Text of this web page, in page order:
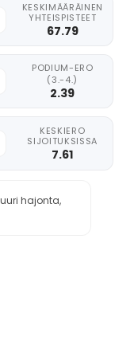
KESKIMÄÄRÄINEN
YHTEISPISTEET
67.79
PODIUM-ERO
(3.-4.)
2.39
KESKIERO
SIJOITUKSISSA
7.61
hajonta,